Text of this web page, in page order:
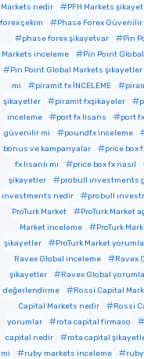
Markets nedir
PFH Markets
forex çekim
Phase Forex Güvenilir
phase forex şikayetvar
Pin
Markets inceleme
Pin Point
Pin Point Global Markets şikayetler
mi
piramit fx İNCELEME
şikayetler
piramit fxşikayeler
inceleme
port fx lisans port
güvenilir mi
poundfx inceleme
bonus ve kampanyalar
price box
fx lisanlı mı
price box fx nasıl
şikayetler
probull ınvestments
ınvestments nedir
probull
ProTurk Market
ProTurk Market
Market inceleme
ProTurk
şikayetler
ProTurk Market
Ravex Global inceleme
Ravex
şikayetler
Ravex Global
değerlendirme
Rossi Capital
Capital Markets nedir
Rossi
yorumlar
rota capital firmaso
capital nedir
rota capital
mi
ruby markets inceleme